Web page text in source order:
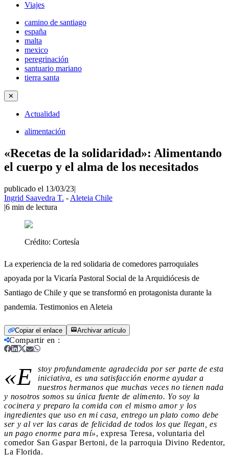
Viajes
camino de santiago
españa
malta
mexico
peregrinación
santuario mariano
tierra santa
✕
Actualidad
alimentación
«Recetas de la solidaridad»: Alimentando
el cuerpo y el alma de los necesitados
publicado el 13/03/23|
Ingrid Saavedra T. - Aleteia Chile
|6 min de lectura
Crédito: Cortesía
La experiencia de la red solidaria de comedores parroquiales
apoyada por la Vicaría Pastoral Social de la Arquidiócesis de
Santiago de Chile y que se transformó en protagonista durante la
pandemia. Testimonios en Aleteia
Copiar el enlace Archivar artículo
Compartir en :
«E
stoy profundamente agradecida por ser parte de esta
iniciativa, es una satisfacción enorme ayudar a
nuestros hermanos que muchas veces no tienen nada
y nosotros somos su única fuente de alimento. Yo soy la
cocinera y preparo la comida con el mismo amor y los
ingredientes que uso en mi casa, entrego un plato como debe
ser y al ver las caras de felicidad de todos los que llegan, es
un pago enorme para mí», expresa Teresa, voluntaria del
comedor San Gaspar Bertoni, de la parroquia Divino Redentor,
La Florida.